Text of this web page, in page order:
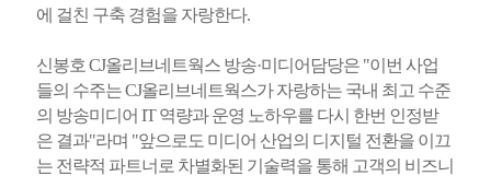
에 걸친 구축 경험을 자랑한다.
신봉호 CJ올리브네트웍스 방송·미디어담당은 "이번 사업
들의 수주는 CJ올리브네트웍스가 자랑하는 국내 최고 수준
의 방송미디어 IT 역량과 운영 노하우를 다시 한번 인정받
은 결과"라며 "앞으로도 미디어 산업의 디지털 전환을 이끄
는 전략적 파트너로 차별화된 기술력을 통해 고객의 비즈니